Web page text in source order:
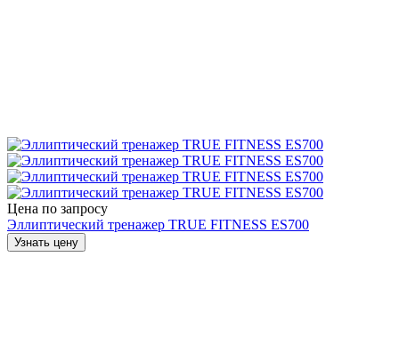
Цена по запросу
Эллиптический тренажер TRUE FITNESS ES700
Узнать цену